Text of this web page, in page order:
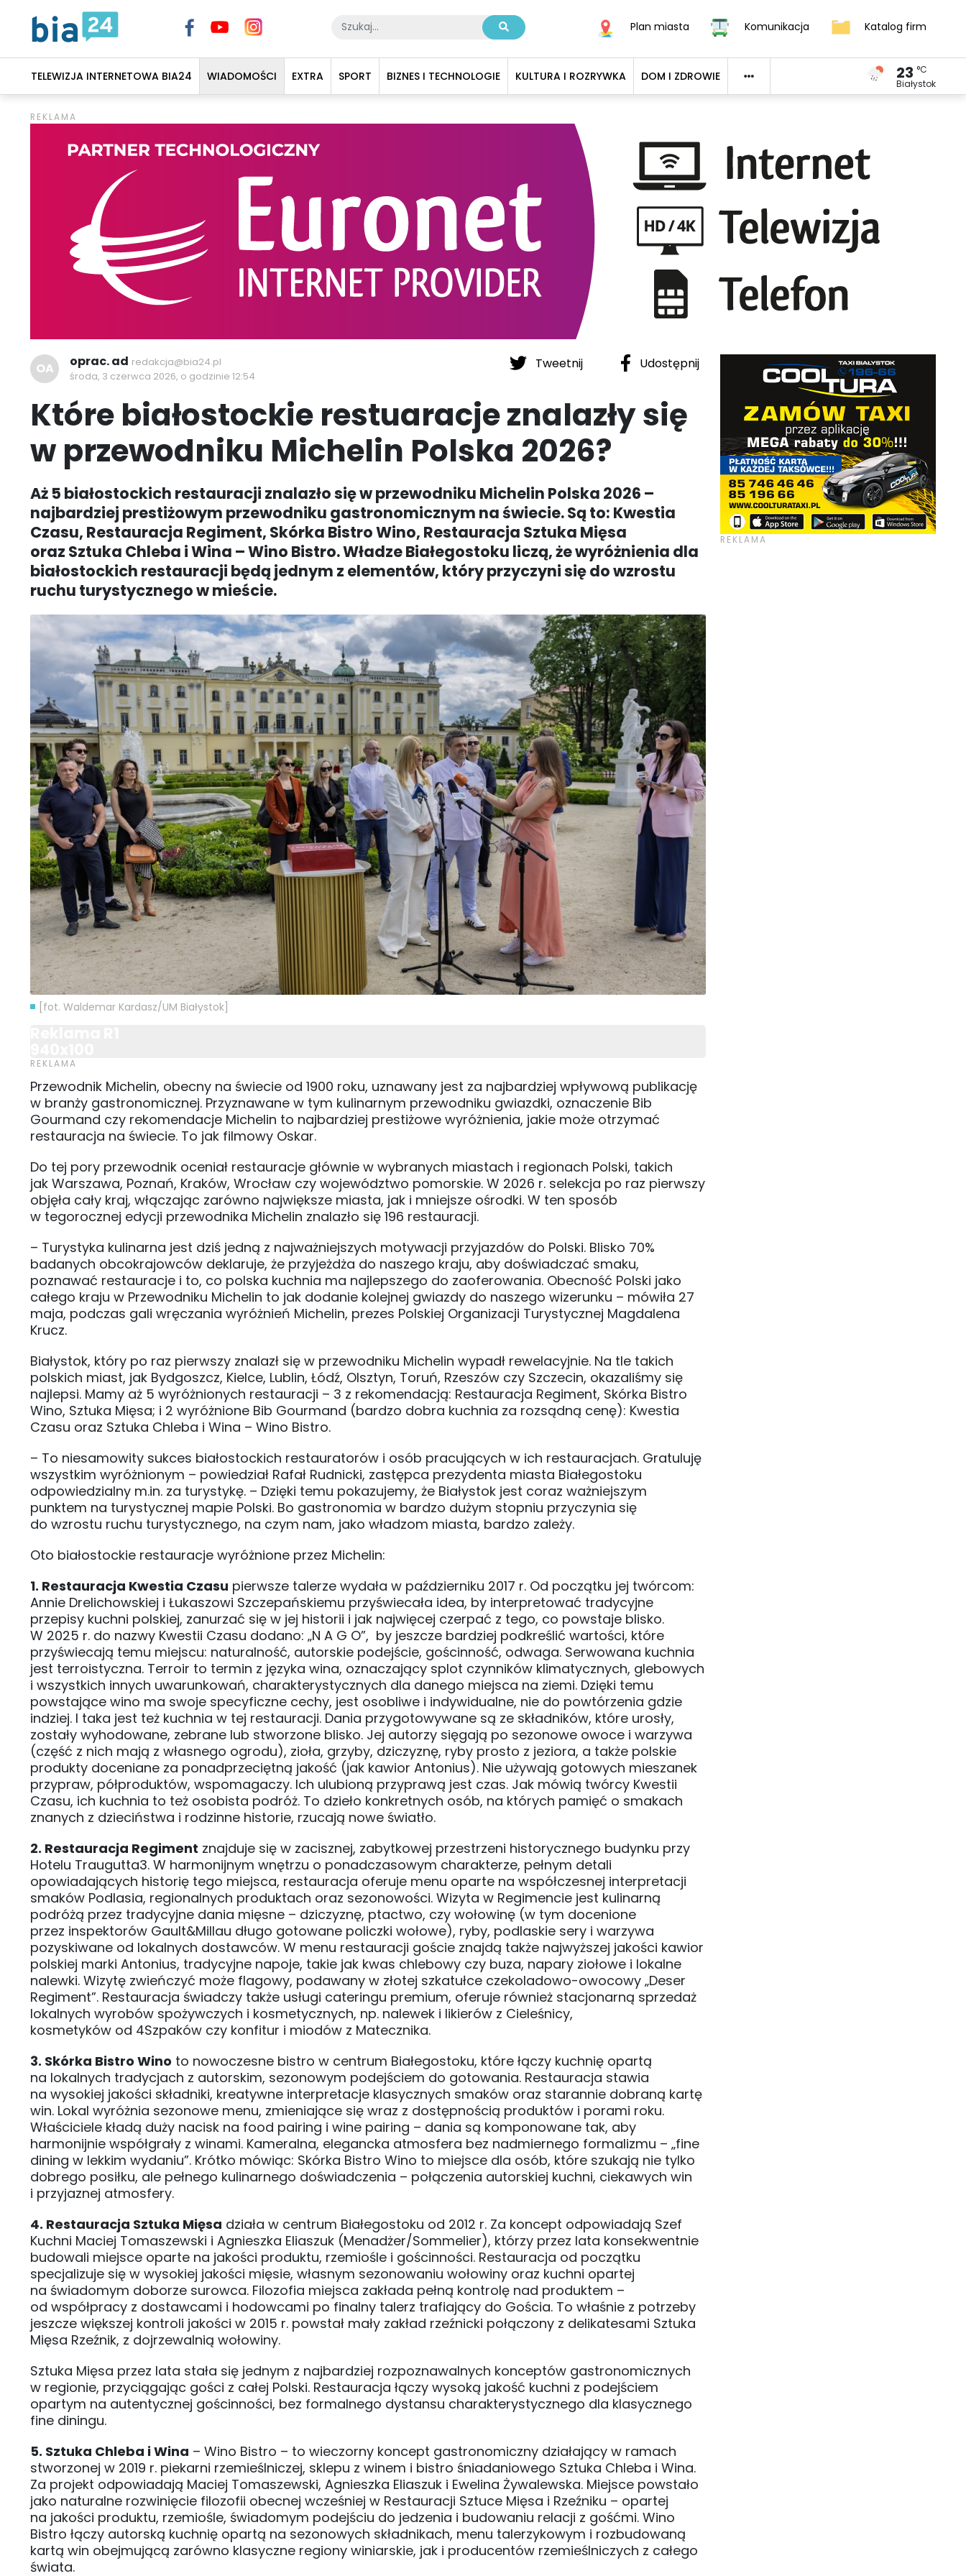
Plan miasta Komunikacja Katalog firm
TELEWIZJA INTERNETOWA BIA24 WIADOMOŚCI EXTRA SPORT BIZNES I TECHNOLOGIE KULTURA I ROZRYWKA DOM I ZDROWIE 23 °C
Białystok
Tweetnij Udostępnij
OA oprac. ad redakcja@bia24.pl
środa, 3 czerwca 2026, o godzinie 12:54
Które białostockie restuaracje znalazły się
w przewodniku Michelin Polska 2026?
Aż 5 białostockich restauracji znalazło się w przewodniku Michelin Polska 2026 –
najbardziej prestiżowym przewodniku gastronomicznym na świecie. Są to: Kwestia
Czasu, Restauracja Regiment, Skórka Bistro Wino, Restauracja Sztuka Mięsa
oraz Sztuka Chleba i Wina – Wino Bistro. Władze Białegostoku liczą, że wyróżnienia dla
białostockich restauracji będą jednym z elementów, który przyczyni się do wzrostu
ruchu turystycznego w mieście.
[fot. Waldemar Kardasz/UM Białystok]
Przewodnik Michelin, obecny na świecie od 1900 roku, uznawany jest za najbardziej wpływową publikację
w branży gastronomicznej. Przyznawane w tym kulinarnym przewodniku gwiazdki, oznaczenie Bib
Gourmand czy rekomendacje Michelin to najbardziej prestiżowe wyróżnienia, jakie może otrzymać
restauracja na świecie. To jak filmowy Oskar.
Do tej pory przewodnik oceniał restauracje głównie w wybranych miastach i regionach Polski, takich
jak Warszawa, Poznań, Kraków, Wrocław czy województwo pomorskie. W 2026 r. selekcja po raz pierwszy
objęła cały kraj, włączając zarówno największe miasta, jak i mniejsze ośrodki. W ten sposób
w tegorocznej edycji przewodnika Michelin znalazło się 196 restauracji.
– Turystyka kulinarna jest dziś jedną z najważniejszych motywacji przyjazdów do Polski. Blisko 70%
badanych obcokrajowców deklaruje, że przyjeżdża do naszego kraju, aby doświadczać smaku,
poznawać restauracje i to, co polska kuchnia ma najlepszego do zaoferowania. Obecność Polski jako
całego kraju w Przewodniku Michelin to jak dodanie kolejnej gwiazdy do naszego wizerunku – mówiła 27
maja, podczas gali wręczania wyróżnień Michelin, prezes Polskiej Organizacji Turystycznej Magdalena
Krucz.
Białystok, który po raz pierwszy znalazł się w przewodniku Michelin wypadł rewelacyjnie. Na tle takich
polskich miast, jak Bydgoszcz, Kielce, Lublin, Łódź, Olsztyn, Toruń, Rzeszów czy Szczecin, okazaliśmy się
najlepsi. Mamy aż 5 wyróżnionych restauracji – 3 z rekomendacją: Restauracja Regiment, Skórka Bistro
Wino, Sztuka Mięsa; i 2 wyróżnione Bib Gourmand (bardzo dobra kuchnia za rozsądną cenę): Kwestia
Czasu oraz Sztuka Chleba i Wina – Wino Bistro.
– To niesamowity sukces białostockich restauratorów i osób pracujących w ich restauracjach. Gratuluję
wszystkim wyróżnionym – powiedział Rafał Rudnicki, zastępca prezydenta miasta Białegostoku
odpowiedzialny m.in. za turystykę. – Dzięki temu pokazujemy, że Białystok jest coraz ważniejszym
punktem na turystycznej mapie Polski. Bo gastronomia w bardzo dużym stopniu przyczynia się
do wzrostu ruchu turystycznego, na czym nam, jako władzom miasta, bardzo zależy.
Oto białostockie restauracje wyróżnione przez Michelin:
1. Restauracja Kwestia Czasu pierwsze talerze wydała w październiku 2017 r. Od początku jej twórcom:
Annie Drelichowskiej i Łukaszowi Szczepańskiemu przyświecała idea, by interpretować tradycyjne
przepisy kuchni polskiej, zanurzać się w jej historii i jak najwięcej czerpać z tego, co powstaje blisko.
W 2025 r. do nazwy Kwestii Czasu dodano: „N A G O”, by jeszcze bardziej podkreślić wartości, które
przyświecają temu miejscu: naturalność, autorskie podejście, gościnność, odwaga. Serwowana kuchnia
jest terroistyczna. Terroir to termin z języka wina, oznaczający splot czynników klimatycznych, glebowych
i wszystkich innych uwarunkowań, charakterystycznych dla danego miejsca na ziemi. Dzięki temu
powstające wino ma swoje specyficzne cechy, jest osobliwe i indywidualne, nie do powtórzenia gdzie
indziej. I taka jest też kuchnia w tej restauracji. Dania przygotowywane są ze składników, które urosły,
zostały wyhodowane, zebrane lub stworzone blisko. Jej autorzy sięgają po sezonowe owoce i warzywa
(część z nich mają z własnego ogrodu), zioła, grzyby, dziczyznę, ryby prosto z jeziora, a także polskie
produkty doceniane za ponadprzeciętną jakość (jak kawior Antonius). Nie używają gotowych mieszanek
przypraw, półproduktów, wspomagaczy. Ich ulubioną przyprawą jest czas. Jak mówią twórcy Kwestii
Czasu, ich kuchnia to też osobista podróż. To dzieło konkretnych osób, na których pamięć o smakach
znanych z dzieciństwa i rodzinne historie, rzucają nowe światło.
2. Restauracja Regiment znajduje się w zacisznej, zabytkowej przestrzeni historycznego budynku przy
Hotelu Traugutta3. W harmonijnym wnętrzu o ponadczasowym charakterze, pełnym detali
opowiadających historię tego miejsca, restauracja oferuje menu oparte na współczesnej interpretacji
smaków Podlasia, regionalnych produktach oraz sezonowości. Wizyta w Regimencie jest kulinarną
podróżą przez tradycyjne dania mięsne – dziczyznę, ptactwo, czy wołowinę (w tym docenione
przez inspektorów Gault&Millau długo gotowane policzki wołowe), ryby, podlaskie sery i warzywa
pozyskiwane od lokalnych dostawców. W menu restauracji goście znajdą także najwyższej jakości kawior
polskiej marki Antonius, tradycyjne napoje, takie jak kwas chlebowy czy buza, napary ziołowe i lokalne
nalewki. Wizytę zwieńczyć może flagowy, podawany w złotej szkatułce czekoladowo-owocowy „Deser
Regiment”. Restauracja świadczy także usługi cateringu premium, oferuje również stacjonarną sprzedaż
lokalnych wyrobów spożywczych i kosmetycznych, np. nalewek i likierów z Cieleśnicy,
kosmetyków od 4Szpaków czy konfitur i miodów z Matecznika.
3. Skórka Bistro Wino to nowoczesne bistro w centrum Białegostoku, które łączy kuchnię opartą
na lokalnych tradycjach z autorskim, sezonowym podejściem do gotowania. Restauracja stawia
na wysokiej jakości składniki, kreatywne interpretacje klasycznych smaków oraz starannie dobraną kartę
win. Lokal wyróżnia sezonowe menu, zmieniające się wraz z dostępnością produktów i porami roku.
Właściciele kładą duży nacisk na food pairing i wine pairing – dania są komponowane tak, aby
harmonijnie współgrały z winami. Kameralna, elegancka atmosfera bez nadmiernego formalizmu – „fine
dining w lekkim wydaniu”. Krótko mówiąc: Skórka Bistro Wino to miejsce dla osób, które szukają nie tylko
dobrego posiłku, ale pełnego kulinarnego doświadczenia – połączenia autorskiej kuchni, ciekawych win
i przyjaznej atmosfery.
4. Restauracja Sztuka Mięsa działa w centrum Białegostoku od 2012 r. Za koncept odpowiadają Szef
Kuchni Maciej Tomaszewski i Agnieszka Eliaszuk (Menadżer/Sommelier), którzy przez lata konsekwentnie
budowali miejsce oparte na jakości produktu, rzemiośle i gościnności. Restauracja od początku
specjalizuje się w wysokiej jakości mięsie, własnym sezonowaniu wołowiny oraz kuchni opartej
na świadomym doborze surowca. Filozofia miejsca zakłada pełną kontrolę nad produktem –
od współpracy z dostawcami i hodowcami po finalny talerz trafiający do Gościa. To właśnie z potrzeby
jeszcze większej kontroli jakości w 2015 r. powstał mały zakład rzeźnicki połączony z delikatesami Sztuka
Mięsa Rzeźnik, z dojrzewalnią wołowiny.
Sztuka Mięsa przez lata stała się jednym z najbardziej rozpoznawalnych konceptów gastronomicznych
w regionie, przyciągając gości z całej Polski. Restauracja łączy wysoką jakość kuchni z podejściem
opartym na autentycznej gościnności, bez formalnego dystansu charakterystycznego dla klasycznego
fine diningu.
5. Sztuka Chleba i Wina – Wino Bistro – to wieczorny koncept gastronomiczny działający w ramach
stworzonej w 2019 r. piekarni rzemieślniczej, sklepu z winem i bistro śniadaniowego Sztuka Chleba i Wina.
Za projekt odpowiadają Maciej Tomaszewski, Agnieszka Eliaszuk i Ewelina Żywalewska. Miejsce powstało
jako naturalne rozwinięcie filozofii obecnej wcześniej w Restauracji Sztuce Mięsa i Rzeźniku – opartej
na jakości produktu, rzemiośle, świadomym podejściu do jedzenia i budowaniu relacji z gośćmi. Wino
Bistro łączy autorską kuchnię opartą na sezonowych składnikach, menu talerzykowym i rozbudowaną
kartą win obejmującą zarówno klasyczne regiony winiarskie, jak i producentów rzemieślniczych z całego
świata.